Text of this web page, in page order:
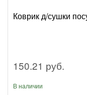
Коврик д/сушки
150.21 руб.
В наличии